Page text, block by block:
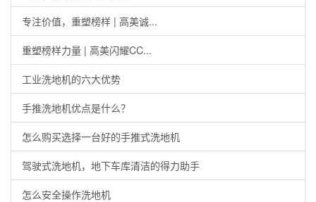
专注价值，重塑榜样 | 高美诚...
重塑榜样力量 | 高美闪耀CC...
工业洗地机的六大优势
手推洗地机优点是什么？
怎么购买选择一台好的手推式洗地机
驾驶式洗地机，地下车库清洁的得力助手
怎么安全操作洗地机